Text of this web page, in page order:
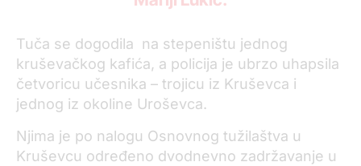
Tuča se dogodila na stepeništu jednog
kruševačkog kafića, a policija je ubrzo uhapsila
četvoricu učesnika – trojicu iz Kruševca i
jednog iz okoline Uroševca.
Njima je po nalogu Osnovnog tužilaštva u
Kruševcu određeno dvodnevno zadržavanje u